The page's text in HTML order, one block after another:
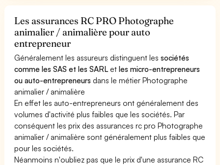
Les assurances RC PRO Photographe
animalier / animalière pour auto
entrepreneur
Généralement les assureurs distinguent lessociétés
comme les SAS et les SARL etles micro-entrepreneurs
ou auto-entrepreneurs dans le métier Photographe
animalier / animalière
En effet les auto-entrepreneurs ont généralement des
volumes d'activité plus faibles que les sociétés. Par
conséquent les prix des assurances rc pro Photographe
animalier / animalière sont généralement plus faibles que
pour les sociétés.
Néanmoins n'oubliez pas que le prix d'une assurance RC